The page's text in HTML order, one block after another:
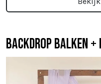
Backdrop balken